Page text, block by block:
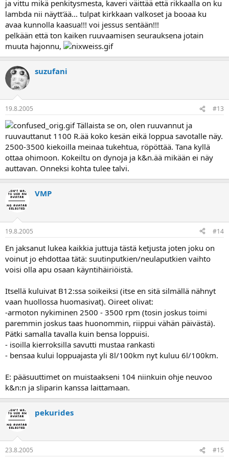
ja vittu mikä penkitysmesta, kaveri väittää että rikkaalla on ku
lambda nii näytt'ää... tulpat kirkkaan valkoset ja booaa ku
avaa kunnolla kaasua!!! voi jessus sentään!!!
pelkään että ton kaiken ruuvaamisen seurauksena jotain
muuta hajonnu,
suzufani
19.8.2005 #13
Tällaista se on, olen ruuvannut ja
ruuvauttanut 1100 R.ää koko kesän eikä loppua savotalle näy.
2500-3500 kiekoilla meinaa tukehtua, röpöttää. Tana kyllä
ottaa ohimoon. Kokeiltu on dynoja ja k&n.ää mikään ei näy
auttavan. Onneksi kohta tulee talvi.
VMP
19.8.2005 #14
En jaksanut lukea kaikkia juttuja tästä ketjusta joten joku on
voinut jo ehdottaa tätä: suutinputkien/neulaputkien vaihto
voisi olla apu osaan käyntihäiriöistä.
Itsellä kuluivat B12:ssa soikeiksi (itse en sitä silmällä nähnyt
vaan huollossa huomasivat). Oireet olivat:
-armoton nykiminen 2500 - 3500 rpm (tosin joskus toimi
paremmin joskus taas huonommin, riippui vähän päivästä).
Pätki samalla tavalla kuin bensa loppuisi.
- isoilla kierroksilla savutti mustaa rankasti
- bensaa kului loppuajasta yli 8l/100km nyt kuluu 6l/100km.
E: pääsuuttimet on muistaakseni 104 niinkuin ohje neuvoo
k&n:n ja sliparin kanssa laittamaan.
pekurides
23.8.2005 #15